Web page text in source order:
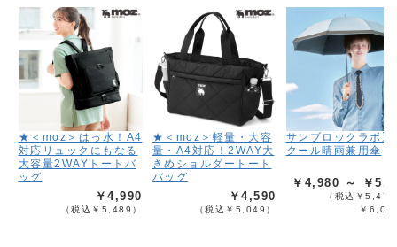
★＜moz＞はっ水！A4
対応リュックにもなる
大容量2WAYトートバ
ッグ
￥4,990
（税込￥5,489）
★＜moz＞軽量・大容
量・A4対応！2WAY大
きめショルダートート
バッグ
￥4,590
（税込￥5,049）
サンブロックラボ遮
クール晴雨兼用傘
￥4,980 ～ ￥
（税込￥
￥